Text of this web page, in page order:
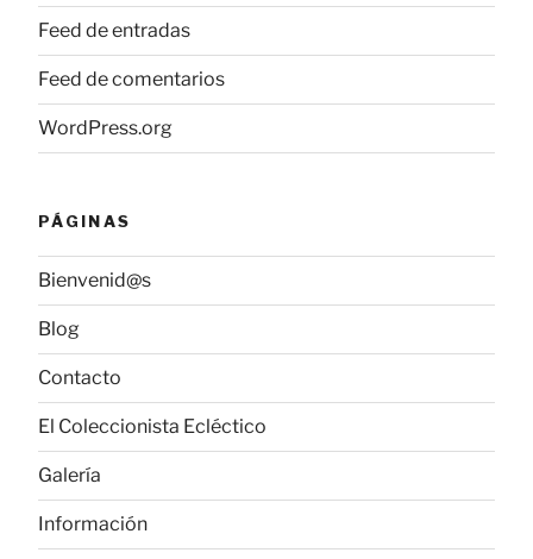
Feed de entradas
Feed de comentarios
WordPress.org
PÁGINAS
Bienvenid@s
Blog
Contacto
El Coleccionista Ecléctico
Galería
Información